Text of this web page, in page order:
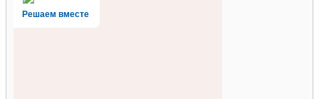
Решаем вместе